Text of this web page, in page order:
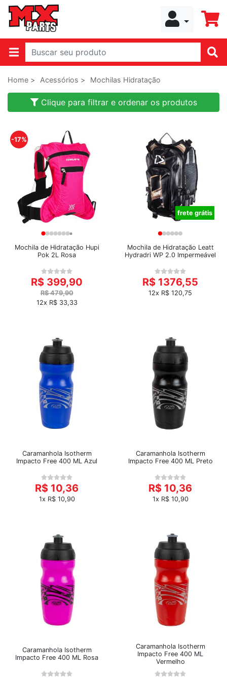
Home > Acessórios > Mochilas Hidratação
Clique para filtrar e ordenar os produtos
-17%
Mochila de Hidratação Hupi
Pok 2L Rosa
R$ 399,90
R$ 479,90
12x R$ 33,33
frete grátis
Mochila de Hidratação Leatt
Hydradri WP 2.0 Impermeável
R$ 1376,55
12x R$ 120,75
Caramanhola Isotherm
Impacto Free 400 ML Azul
R$ 10,36
1x R$ 10,90
Caramanhola Isotherm
Impacto Free 400 ML Preto
R$ 10,36
1x R$ 10,90
Caramanhola Isotherm
Impacto Free 400 ML Rosa
Caramanhola Isotherm
Impacto Free 400 ML
Vermelho